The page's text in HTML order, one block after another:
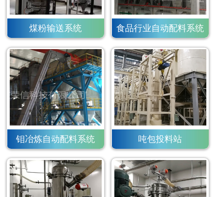
煤粉输送系统 食品行业自动配料系统
钼冶炼自动配料系统 吨包投料站